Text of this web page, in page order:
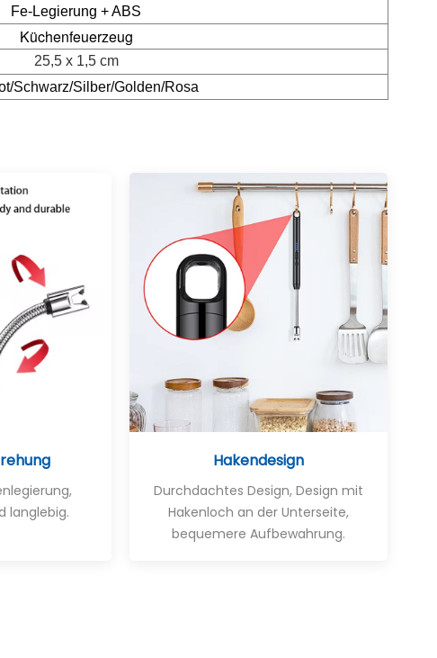
Fe-Legierung + ABS
Küchenfeuerzeug
25,5 x 1,5 cm
Schwarz/Silber/Golden/Rosa
langlebig.
Hakendesign
Durchdachtes Design, Design mit
Hakenloch an der Unterseite,
bequemere Aufbewahrung.